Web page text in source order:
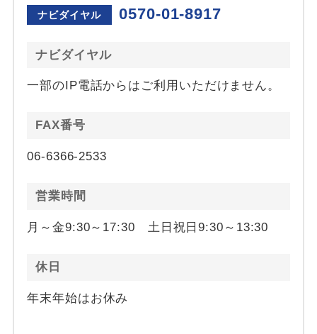
ナビダイヤル 0570-01-8917
ナビダイヤル
一部のIP電話からはご利用いただけません。
FAX番号
06-6366-2533
営業時間
月～金9:30～17:30 土日祝日9:30～13:30
休日
年末年始はお休み